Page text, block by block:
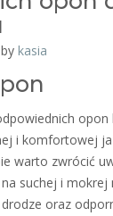
by kasia
opon
i komfortowej
warto zwrócić
suchej i mokrej
oraz